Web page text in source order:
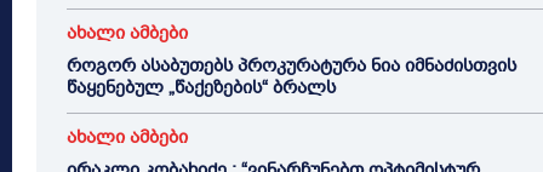
ახალი ამბები
როგორ ასაბუთებს პროკურატურა ნია იმნაძისთვის
წაყენებულ „წაქეზების“ ბრალს
ახალი ამბები